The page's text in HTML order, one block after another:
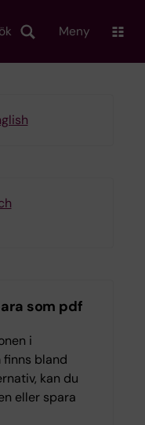
Meny
som pdf
i
finns bland
kan du
eller spara